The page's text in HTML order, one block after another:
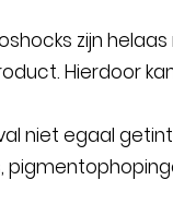
zijn
Hierdoor
niet egaal